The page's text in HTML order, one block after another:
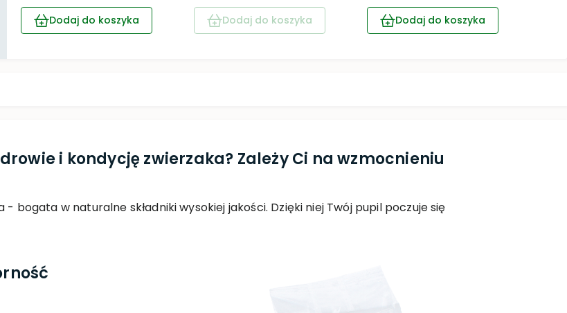
Dodaj do koszyka
Dodaj do koszyka
Dodaj do koszyka
i kondycję zwierzaka? Zależy Ci na wzmocnieniu
bogata w naturalne składniki wysokiej jakości. Dzięki niej Twój pupil poczuje się